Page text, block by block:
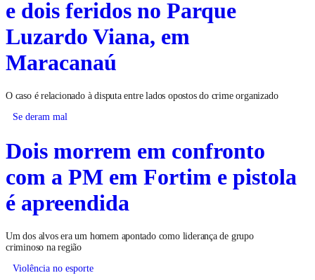
e dois feridos no Parque
Luzardo Viana, em
Maracanaú
O caso é relacionado à disputa entre lados opostos do crime organizado
Se deram mal
Dois morrem em confronto
com a PM em Fortim e pistola
é apreendida
Um dos alvos era um homem apontado como liderança de grupo
criminoso na região
Violência no esporte